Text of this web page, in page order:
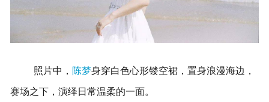
照片中， 陈梦身穿白色心形镂空裙，置身浪漫海边，
赛场之下，演绎日常温柔的一面。